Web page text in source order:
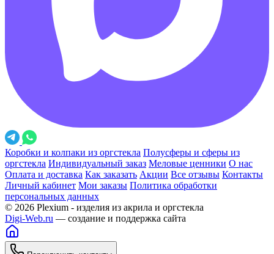
Коробки и колпаки из оргстекла Полусферы и сферы из
оргстекла Индивидуальный заказ Меловые ценники О нас
Оплата и доставка Как заказать Акции Все отзывы Контакты
Личный кабинет Мои заказы Политика обработки
персональных данных
© 2026 Plexium - изделия из акрила и оргстекла
Digi-Web.ru — создание и поддержка сайта